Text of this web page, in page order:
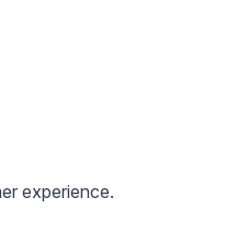
experience.